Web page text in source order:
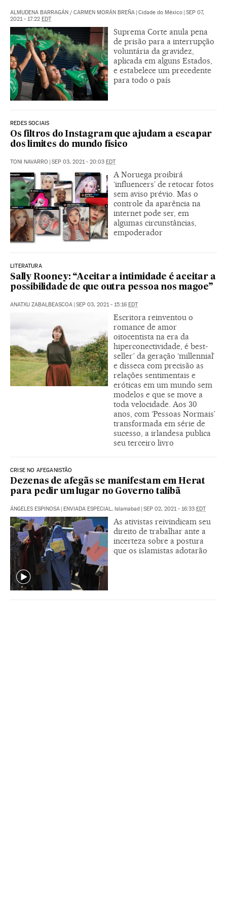
ALMUDENA BARRAGÁN / CARMEN MORÁN BREÑA | Cidade do México | SEP 07,
2021 - 17:22 EDT
Suprema Corte anula pena
de prisão para a interrupção
voluntária da gravidez,
aplicada em alguns Estados,
e estabelece um precedente
para todo o país
REDES SOCIAIS
Os filtros do Instagram que ajudam a escapar
dos limites do mundo físico
TONI NAVARRO | SEP 03, 2021 - 20:03 EDT
A Noruega proibirá
‘influencers’ de retocar fotos
sem aviso prévio. Mas o
controle da aparência na
internet pode ser, em
algumas circunstâncias,
empoderador
LITERATURA
Sally Rooney: “Aceitar a intimidade é aceitar a
possibilidade de que outra pessoa nos magoe”
ANATXU ZABALBEASCOA | SEP 03, 2021 - 15:16 EDT
Escritora reinventou o
romance de amor
oitocentista na era da
hiperconectividade, é best-
seller’ da geração ‘millennial’
e disseca com precisão as
relações sentimentais e
eróticas em um mundo sem
modelos e que se move a
toda velocidade. Aos 30
anos, com ‘Pessoas Normais’
transformada em série de
sucesso, a irlandesa publica
seu terceiro livro
CRISE NO AFEGANISTÃO
Dezenas de afegãs se manifestam em Herat
para pedir um lugar no Governo talibã
ÁNGELES ESPINOSA | ENVIADA ESPECIAL, Islamabad | SEP 02, 2021 - 16:33 EDT
As ativistas reivindicam seu
direito de trabalhar ante a
incerteza sobre a postura
que os islamistas adotarão